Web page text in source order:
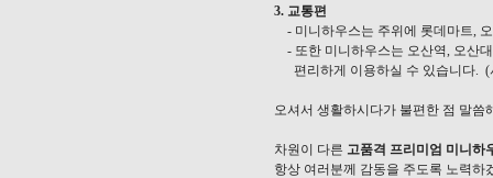
3. 교통편
- 미니하우스는 주위에 롯데마트,
- 또한 미니하우스는 오산역, 오산
편리하게 이용하실 수 있습니다. (
오셔서 생활하시다가 불편한 점 말
차원이 다른 고품격 프리미엄 미니하
항상 여러분께 감동을 주도록 노력하